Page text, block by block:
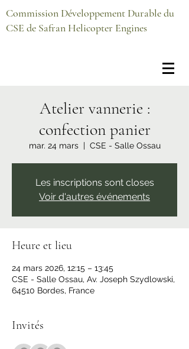
Commission Développement Durable du
CSE de Safran Helicopter Engines
Atelier vannerie :
confection panier
mar. 24 mars
  |
CSE - Salle Ossau
Les inscriptions sont closes
Voir d'autres événements
Heure et lieu
24 mars 2026, 12:15 – 13:45
CSE - Salle Ossau, Av. Joseph Szydlowski,
64510 Bordes, France
Invités